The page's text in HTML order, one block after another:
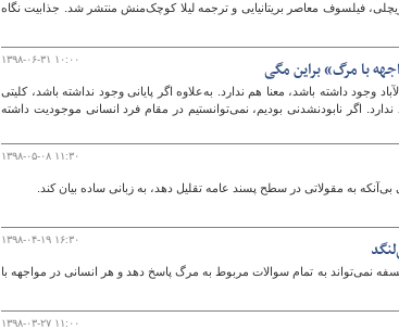
فیلسوف معاصر بریتانیایی و ترجمه لیلا کوچک‌منش منتشر شد. جذابیت نگاه
۱۳۹۸-۰۶-۳۱ ۱۰:۰۰ با مرگ» براین مگی
وجود داشته باشد، معنا هم ندارد. به‌علاوه اگر پایانی وجود نداشته باشد، کلیتی
اگر نابودنشدنی بودیم، نمی‌توانستیم در مقام فرد انسانی موجودیت داشته
۱۳۹۸-۰۵-۰۸ ۱۱:۳۰
به مقولاتی در سطح پسند عامه تقلیل دهد، به زبانی ساده بیان کند.
۱۳۹۸-۰۴-۱۹ ۱۶:۳۰
نمی‌تواند به تمام سوالات مربوط به مرگ پاسخ دهد و هر انسانی در مواجهه با
۱۳۹۸-۰۳-۲۷ ۱۱:۰۰